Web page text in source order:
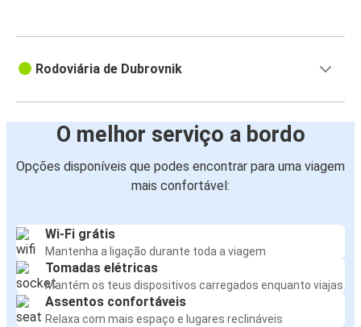
Rodoviária de Dubrovnik
O melhor serviço a bordo
Opções disponíveis que podes encontrar para uma viagem
mais confortável:
Wi-Fi grátis
Mantenha a ligação durante toda a viagem
Tomadas elétricas
Mantém os teus dispositivos carregados enquanto viajas
Assentos confortáveis
Relaxa com mais espaço e lugares reclináveis